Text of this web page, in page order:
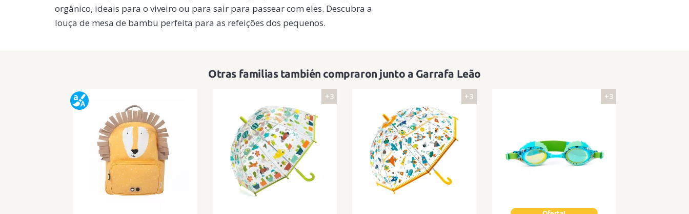
orgânico, ideais para o viveiro ou para sair para passear com eles. Descubra a
louça de mesa de bambu perfeita para as refeições dos pequenos.
Otras familias también compraron junto a Garrafa Leão
+3 +3 +3